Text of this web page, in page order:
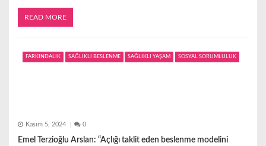
READ MORE
FARKINDALIK SAĞLIKLI BESLENME SAĞLIKLI YAŞAM SOSYAL SORUMLULUK
Kasım 5, 2024 0
Emel Terzioğlu Arslan: “Açlığı taklit eden beslenme modelini